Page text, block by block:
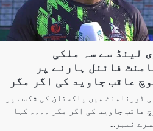
لینڈ سے سہ ملکی
فائنل ہارنے پر
عاقب جاوید کی اگر مگر
ٹورنامنٹ میں پاکستان کی شکست پر
عاقب جاوید کی اگر مگر ۔۔۔۔ کہا
نمبر…